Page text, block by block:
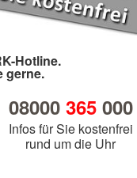
Hotline.
gerne.
08000 365000
Infos für Sie kostenfrei
rund um die Uhr